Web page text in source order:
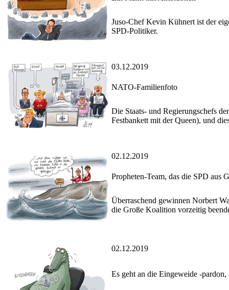
Juso-Chef Kevin Kühnert ist der
SPD-Politiker.
03.12.2019
NATO-Familienfoto
Die Staats- und Regierungschefs
Festbankett mit der Queen), und
02.12.2019
Propheten-Team, das die SPD aus
Überraschend gewinnen Norbert
die Große Koalition vorzeitig
02.12.2019
Es geht an die Eingeweide -pardon,